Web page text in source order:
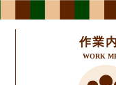
作業
WORK